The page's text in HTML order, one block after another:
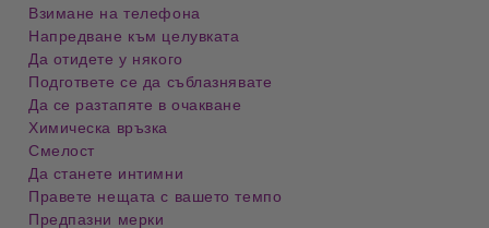
Взимане на телефона
Напредване към целувката
Да отидете у някого
Подгответе се да съблазнявате
Да се разтапяте в очакване
Химическа връзка
Смелост
Да станете интимни
Правете нещата с вашето темпо
Предпазни мерки